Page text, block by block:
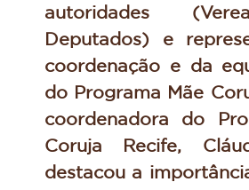
autoridades
Deputados) e
coordenação e da
do Programa Mãe
coordenadora do
Coruja Recife,
destacou a